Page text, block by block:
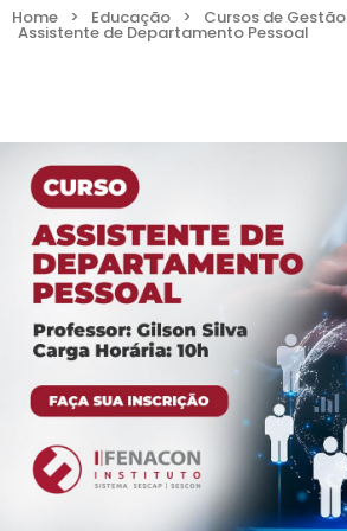
Home > Educação > Cursos de Gestão
Assistente de Departamento Pessoal